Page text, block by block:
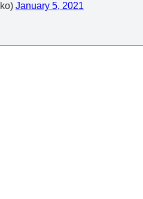
January 5, 2021